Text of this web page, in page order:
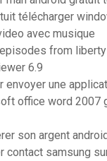
télécharger
avec musique
from
6.9
envoyer une
office word 2007
son argent android
contact samsung